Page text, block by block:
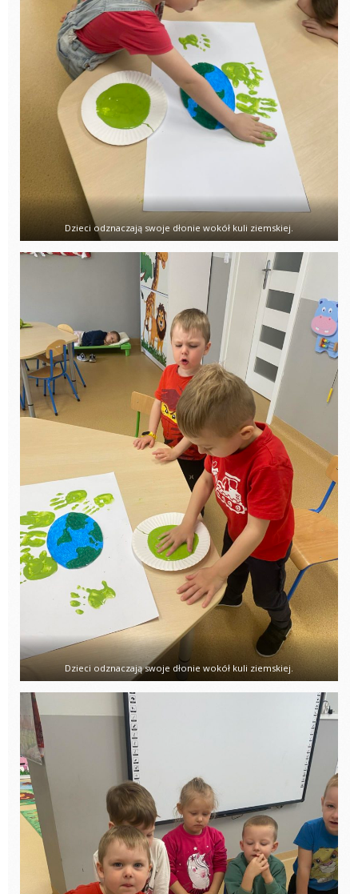
Dzieci odznaczają swoje dłonie wokół kuli ziemskiej.
Dzieci odznaczają swoje dłonie wokół kuli ziemskiej.